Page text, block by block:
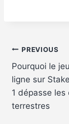
Post
PREVIOUS
Pourquoi le
ligne sur
1 dépasse les
terrestres